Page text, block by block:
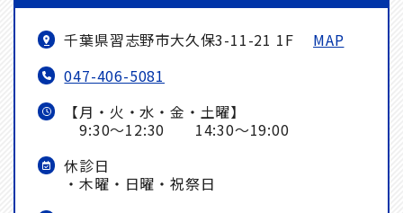
千葉県習志野市大久保3-11-21 1F MAP
047-406-5081
【月・火・水・金・土曜】
9:30～12:30 14:30～19:00
休診日
・木曜・日曜・祝祭日